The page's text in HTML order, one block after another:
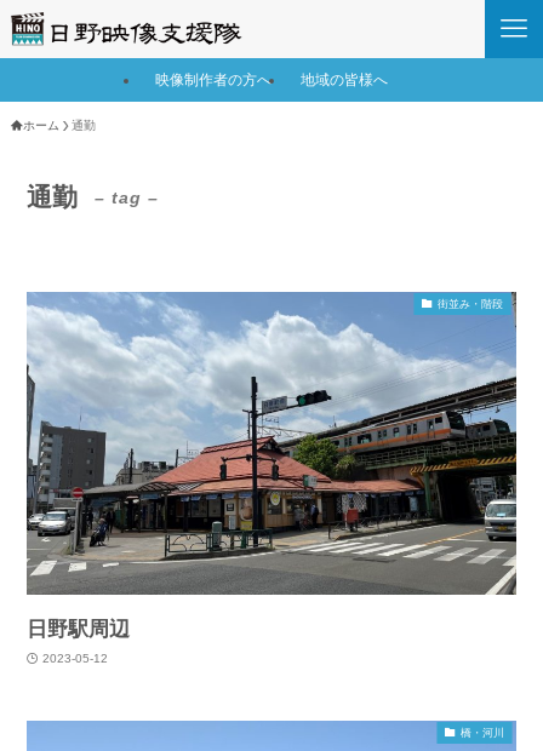
映像制作者の方へ 地域の皆様へ
ホーム 通勤
通勤 – tag –
街並み・階段
日野駅周辺
2023-05-12
橋・河川